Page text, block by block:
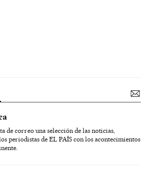
de correo una selección de las noticias,
periodistas de EL PAÍS con los acontecimientos